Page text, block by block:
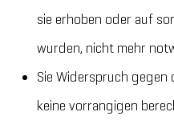
sie erhoben oder auf
wurden, nicht mehr
Sie Widerspruch gegen
keine vorrangigen